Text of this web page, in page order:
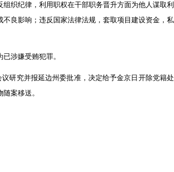
织纪律，利用职权在干部职务晋升方面为他人谋取利
良影响；违反国家法律法规，套取项目建设资金，私
涉嫌受贿犯罪。
研究并报延边州委批准，决定给予金京日开除党籍处
案移送。